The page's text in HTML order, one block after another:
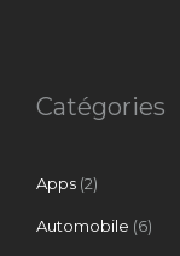
Catégories
Apps (2)
Automobile (6)